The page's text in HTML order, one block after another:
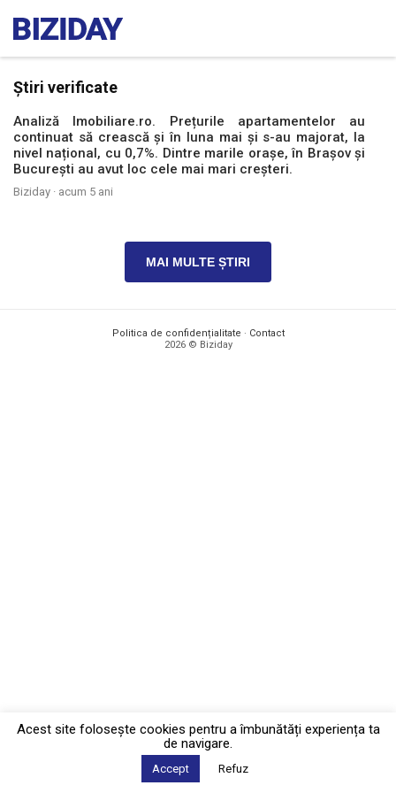
Știri verificate
Analiză Imobiliare.ro. Prețurile apartamentelor au
continuat să crească și în luna mai și s-au majorat, la
nivel național, cu 0,7%. Dintre marile orașe, în Brașov și
București au avut loc cele mai mari creșteri.
Biziday · acum 5 ani
MAI MULTE ȘTIRI
Politica de confidențialitate · Contact
2026 © Biziday
Acest site foloseşte cookies pentru a îmbunătăți experiența ta
de navigare.
Accept Refuz